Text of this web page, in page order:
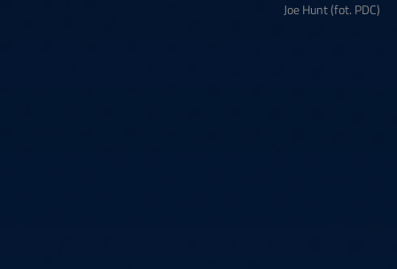
Joe Hunt (fot. PDC)